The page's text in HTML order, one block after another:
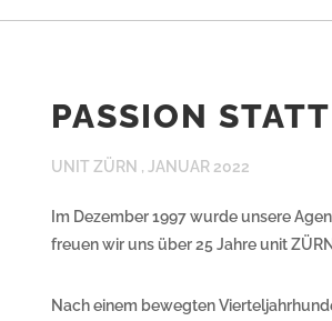
PASSION
UNIT ZÜRN , JANUAR 2022
Im Dezember 1997 wurde unsere
freuen wir uns über 25 Jahre unit
Nach einem bewegten